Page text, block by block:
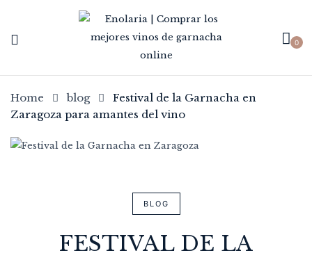
0
Home blog
Festival de la Garnacha en
Zaragoza para amantes del vino
BLOG
FESTIVAL DE LA